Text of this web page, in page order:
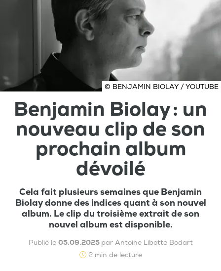
© BENJAMIN BIOLAY / YOUTUBE
Benjamin Biolay : un
nouveau clip de son
prochain album
dévoilé
Cela fait plusieurs semaines que Benjamin
Biolay donne des indices quant à son nouvel
album. Le clip du troisième extrait de son
nouvel album est disponible.
Publié le 05.09.2025 par Antoine Libotte Bodart
2 min de lecture